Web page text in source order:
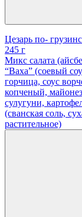
Цезарь по-
245 г
Микс салата
“Ваха” (соевый
горчица, соус
копченый,
сулугуни,
(сванская соль,
растительное)